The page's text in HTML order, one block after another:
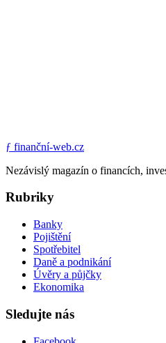
ƒ finanční-web.cz
Nezávislý magazín o financích,
Rubriky
Banky
Pojištění
Spotřebitel
Daně a podnikání
Úvěry a půjčky
Ekonomika
Sledujte nás